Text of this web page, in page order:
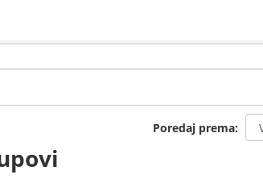
Poredaj prema